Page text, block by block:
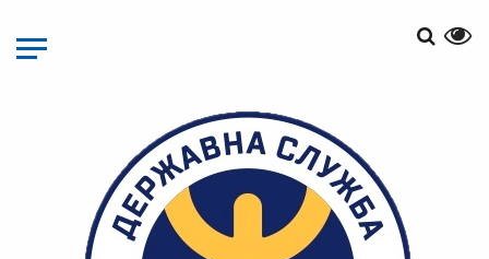
основного
матеріалу